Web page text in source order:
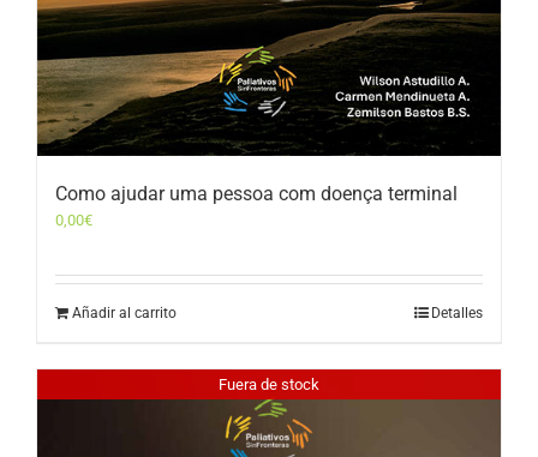
Como ajudar uma pessoa com doença terminal
0,00€
Añadir al carrito Detalles
Fuera de stock